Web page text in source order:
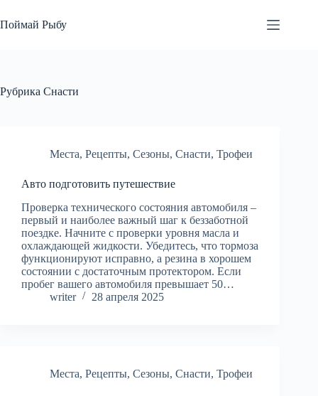
к
сути
Поймай Рыбу
Рубрика Снасти
Места, Рецепты, Сезоны, Снасти, Трофеи
Авто подготовить путешествие
Проверка технического состояния автомобиля –
первый и наиболее важный шаг к беззаботной
поездке. Начните с проверки уровня масла и
охлаждающей жидкости. Убедитесь, что тормоза
функционируют исправно, а резина в хорошем
состоянии с достаточным протектором. Если
пробег вашего автомобиля превышает 50…
writer
28 апреля 2025
Места, Рецепты, Сезоны, Снасти, Трофеи